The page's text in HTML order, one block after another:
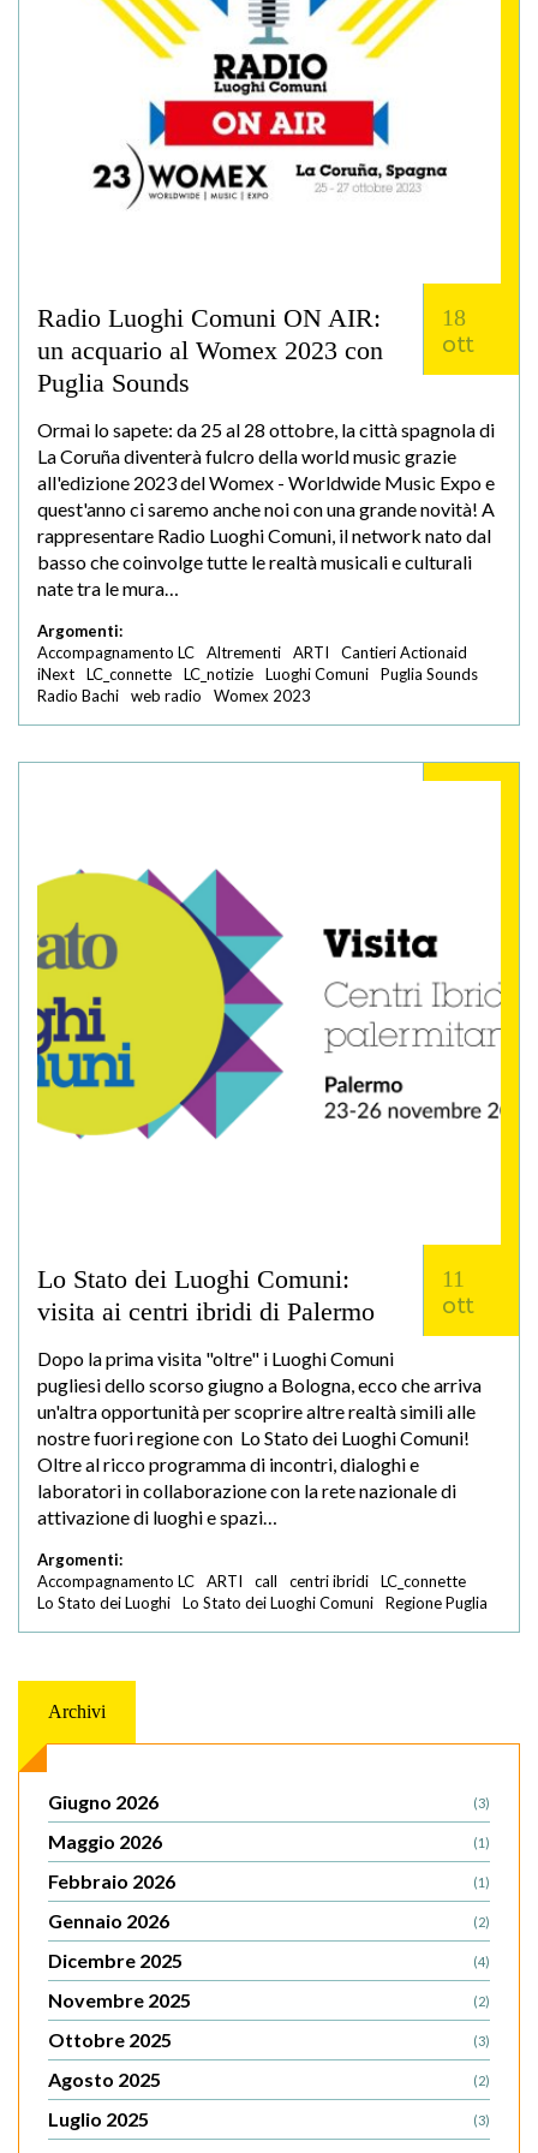
18
ott
Radio Luoghi Comuni ON AIR:
un acquario al Womex 2023 con
Puglia Sounds
Ormai lo sapete: da 25 al 28 ottobre, la città spagnola di
La Coruña diventerà fulcro della world music grazie
all'edizione 2023 del Womex - Worldwide Music Expo e
quest'anno ci saremo anche noi con una grande novità! A
rappresentare Radio Luoghi Comuni, il network nato dal
basso che coinvolge tutte le realtà musicali e culturali
nate tra le mura…
Argomenti:
Accompagnamento LC
Altrementi ARTI
Cantieri Actionaid
iNext
LC_connette LC_notizie Luoghi Comuni
Puglia Sounds
Radio Bachi
web radio Womex 2023
11
ott
Lo Stato dei Luoghi Comuni:
visita ai centri ibridi di Palermo
Dopo la prima visita "oltre" i Luoghi Comuni
pugliesi dello scorso giugno a Bologna, ecco che arriva
un'altra opportunità per scoprire altre realtà simili alle
nostre fuori regione con Lo Stato dei Luoghi Comuni!
Oltre al ricco programma di incontri, dialoghi e
laboratori in collaborazione con la rete nazionale di
attivazione di luoghi e spazi…
Argomenti:
Accompagnamento LC
ARTI call centri ibridi
LC_connette
Lo Stato dei Luoghi
Lo Stato dei Luoghi Comuni Regione Puglia
Archivi
Giugno 2026 (3)
Maggio 2026 (1)
Febbraio 2026 (1)
Gennaio 2026 (2)
Dicembre 2025 (4)
Novembre 2025 (2)
Ottobre 2025 (3)
Agosto 2025 (2)
Luglio 2025 (3)